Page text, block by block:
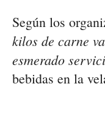
Según los
kilos de carne
esmerado
bebidas en la